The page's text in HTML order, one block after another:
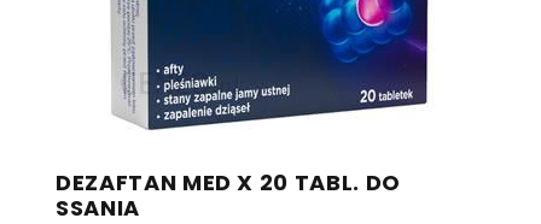
DEZAFTAN MED X 20 TABL. DO
SSANIA